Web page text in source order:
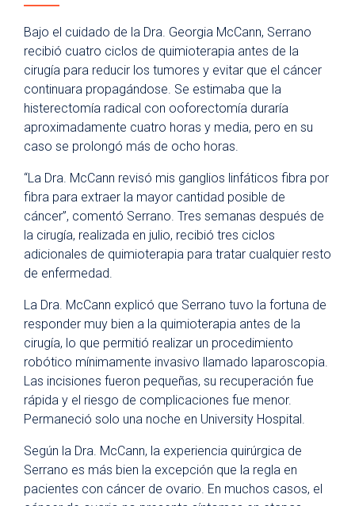
Bajo el cuidado de la Dra. Georgia McCann, Serrano
recibió cuatro ciclos de quimioterapia antes de la
cirugía para reducir los tumores y evitar que el cáncer
continuara propagándose. Se estimaba que la
histerectomía radical con ooforectomía duraría
aproximadamente cuatro horas y media, pero en su
caso se prolongó más de ocho horas.
“La Dra. McCann revisó mis ganglios linfáticos fibra por
fibra para extraer la mayor cantidad posible de
cáncer”, comentó Serrano. Tres semanas después de
la cirugía, realizada en julio, recibió tres ciclos
adicionales de quimioterapia para tratar cualquier resto
de enfermedad.
La Dra. McCann explicó que Serrano tuvo la fortuna de
responder muy bien a la quimioterapia antes de la
cirugía, lo que permitió realizar un procedimiento
robótico mínimamente invasivo llamado laparoscopia.
Las incisiones fueron pequeñas, su recuperación fue
rápida y el riesgo de complicaciones fue menor.
Permaneció solo una noche en University Hospital.
Según la Dra. McCann, la experiencia quirúrgica de
Serrano es más bien la excepción que la regla en
pacientes con cáncer de ovario. En muchos casos, el